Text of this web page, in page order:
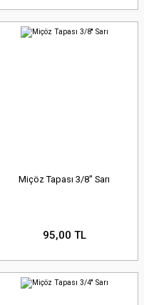
Miçöz Tapası 3/8'' Sarı
95,00 TL